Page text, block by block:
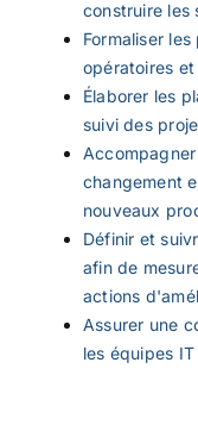
construire les
Formaliser
opératoires
Élaborer les
suivi des
changement
nouveaux
Définir et
afin de
actions
Assurer une
les équipes